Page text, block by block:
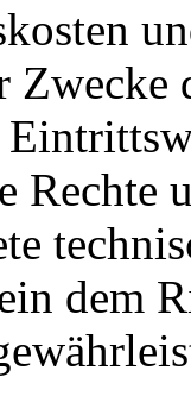
Zwecke
Rechte
dem